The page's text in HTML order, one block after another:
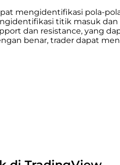
mengidentifikasi pola-
titik masuk
dan resistance, yang
benar, trader dapat